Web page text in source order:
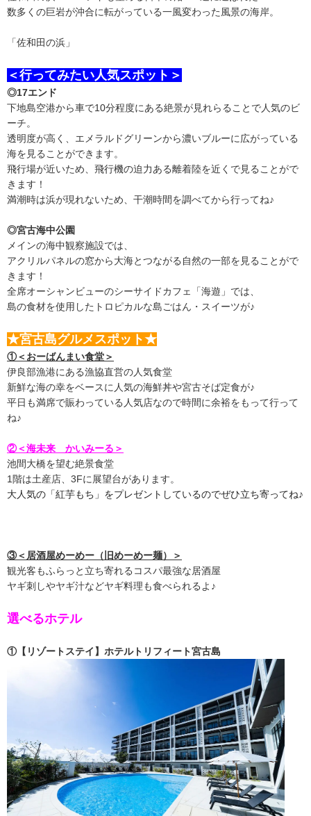
数多くの巨岩が沖合に転がっている一風変わった風景の海岸。
「佐和田の浜」
＜行ってみたい人気スポット＞
◎17エンド
下地島空港から車で10分程度にある絶景が見れらることで人気のビ
ーチ。
透明度が高く、エメラルドグリーンから濃いブルーに広がっている
海を見ることができます。
飛行場が近いため、飛行機の迫力ある離着陸を近くで見ることがで
きます！
満潮時は浜が現れないため、干潮時間を調べてから行ってね♪
◎宮古海中公園
メインの海中観察施設では、
アクリルパネルの窓から大海とつながる自然の一部を見ることがで
きます！
全席オーシャンビューのシーサイドカフェ「海遊」では、
島の食材を使用したトロピカルな島ごはん・スイーツが♪
★宮古島グルメスポット★
①＜おーばんまい食堂＞
伊良部漁港にある漁協直営の人気食堂
新鮮な海の幸をベースに人気の海鮮丼や宮古そば定食が♪
平日も満席で賑わっている人気店なので時間に余裕をもって行って
ね♪
②＜海未来 かいみーる＞
池間大橋を望む絶景食堂
1階は土産店、3Fに展望台があります。
大人気の「紅芋もち」 をプレゼントしているのでぜひ立ち寄ってね♪
③＜居酒屋めーめー（旧めーめー麺）＞
観光客もふらっと立ち寄れるコスパ最強な居酒屋
ヤギ刺しやヤギ汁などヤギ料理も食べられるよ♪
選べるホテル
①【リゾートステイ】ホテルトリフィート宮古島